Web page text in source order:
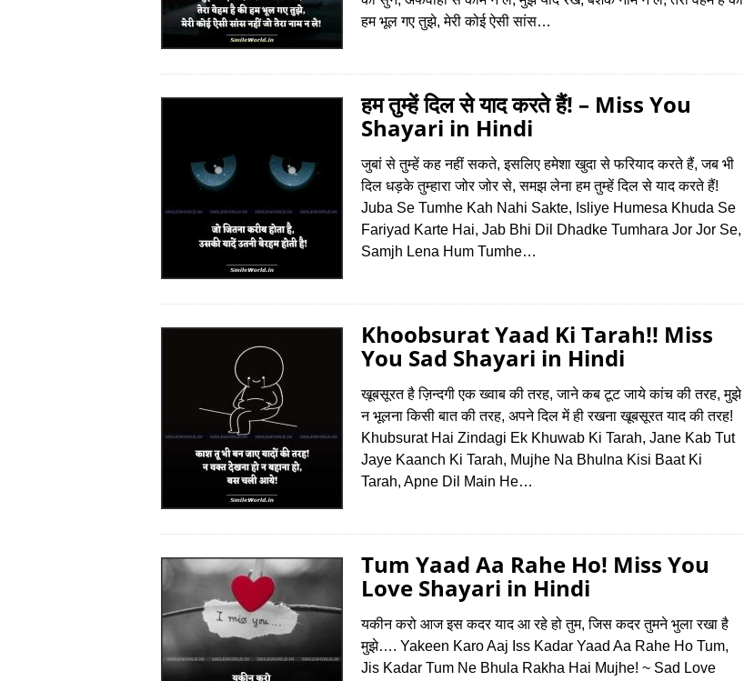
हम भूल गए तुझे, मेरी कोई ऐसी सांस…
हम तुम्हें दिल से याद करते हैं! – Miss You
Shayari in Hindi
जुबां से तुम्हें कह नहीं सकते, इसलिए हमेशा खुदा से फरियाद करते हैं, जब भी
दिल धड़के तुम्हारा जोर जोर से, समझ लेना हम तुम्हें दिल से याद करते हैं!
Juba Se Tumhe Kah Nahi Sakte, Isliye Humesa Khuda Se
Fariyad Karte Hai, Jab Bhi Dil Dhadke Tumhara Jor Jor Se,
Samjh Lena Hum Tumhe…
Khoobsurat Yaad Ki Tarah!! Miss
You Sad Shayari in Hindi
खूबसूरत है ज़िन्दगी एक ख्वाब की तरह, जाने कब टूट जाये कांच की तरह, मुझे
न भूलना किसी बात की तरह, अपने दिल में ही रखना खूबसूरत याद की तरह!
Khubsurat Hai Zindagi Ek Khuwab Ki Tarah, Jane Kab Tut
Jaye Kaanch Ki Tarah, Mujhe Na Bhulna Kisi Baat Ki
Tarah, Apne Dil Main He…
Tum Yaad Aa Rahe Ho! Miss You
Love Shayari in Hindi
यकीन करो आज इस कदर याद आ रहे हो तुम, जिस कदर तुमने भुला रखा है
मुझे…. Yakeen Karo Aaj Iss Kadar Yaad Aa Rahe Ho Tum,
Jis Kadar Tum Ne Bhula Rakha Hai Mujhe! ~ Sad Love